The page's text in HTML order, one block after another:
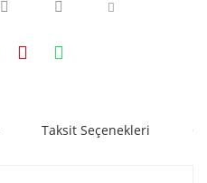
Taksit Seçenekleri